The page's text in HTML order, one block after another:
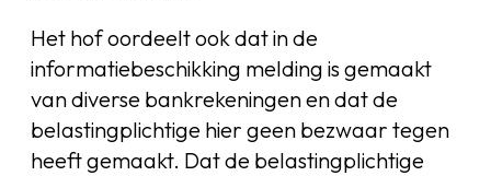
Het hof oordeelt ook dat in de
informatiebeschikking melding is gemaakt
van diverse bankrekeningen en dat de
belastingplichtige hier geen bezwaar tegen
heeft gemaakt. Dat de belastingplichtige